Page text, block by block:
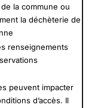
la commune ou
la déchèterie de
renseignements
peuvent impacter
d’accès. Il